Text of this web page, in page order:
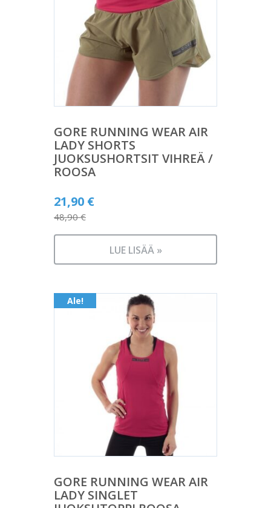
GORE RUNNING WEAR AIR
LADY SHORTS
JUOKSUSHORTSIT VIHREÄ /
ROOSA
48,90€
Alkuperäinen
hinta
oli:
21,90 €
Nykyinen
on:
LUE LISÄÄ »
Ale!
GORE RUNNING WEAR AIR
LADY SINGLET